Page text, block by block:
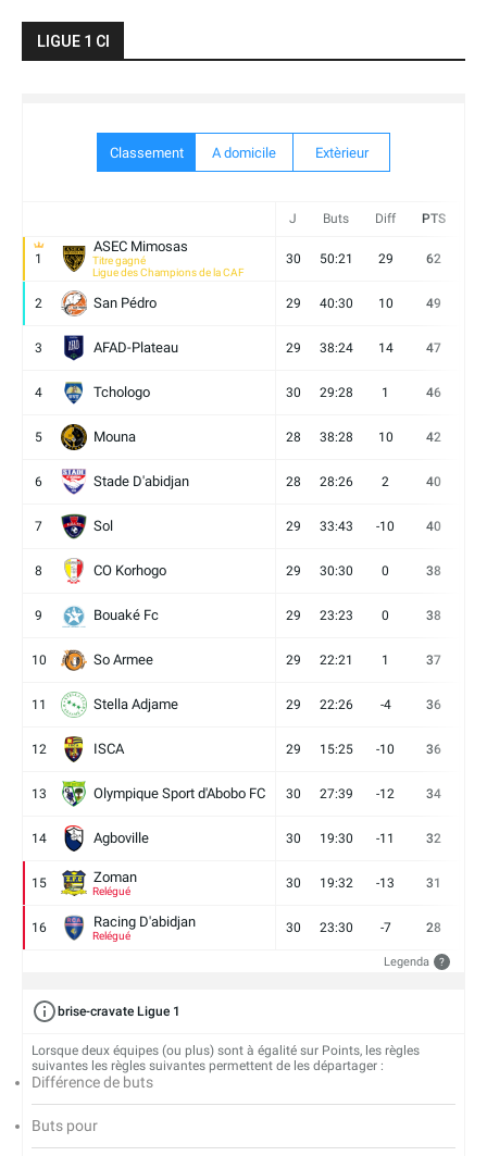
LIGUE 1 CI
Classement A domicile Extèrieur
J Buts Diff PTS
1
ASEC Mimosas
Titre gagné
Ligue des Champions de la CAF
30 50:21 29 62
2 San Pédro 29 40:30 10 49
3 AFAD-Plateau 29 38:24 14 47
4 Tchologo 30 29:28 1 46
5 Mouna 28 38:28 10 42
6 Stade D'abidjan 28 28:26 2 40
7 Sol 29 33:43 -10 40
8 CO Korhogo 29 30:30 0 38
9 Bouaké Fc 29 23:23 0 38
10 So Armee 29 22:21 1 37
11 Stella Adjame 29 22:26 -4 36
12 ISCA 29 15:25 -10 36
13 Olympique Sport d'Abobo FC 30 27:39 -12 34
14 Agboville 30 19:30 -11 32
15 Zoman
Relégué
30 19:32 -13 31
16 Racing D'abidjan
Relégué
30 23:30 -7 28
Legenda ?
brise-cravate Ligue 1
Lorsque deux équipes (ou plus) sont à égalité sur Points, les règles
suivantes les règles suivantes permettent de les départager :
Différence de buts
Buts pour